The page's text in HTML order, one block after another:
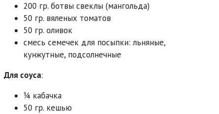
200 гр. ботвы свеклы (мангольда)
50 гр. вяленых томатов
50 гр. оливок
смесь семечек для посыпки: льняные,
кунжутные, подсолнечные
Для соуса:
1⁄4 кабачка
50 гр. кешью